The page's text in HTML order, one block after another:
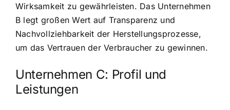
Wirksamkeit zu gewährleisten. Das Unternehmen
B legt großen Wert auf Transparenz und
Nachvollziehbarkeit der Herstellungsprozesse,
um das Vertrauen der Verbraucher zu gewinnen.
Unternehmen C: Profil und
Leistungen